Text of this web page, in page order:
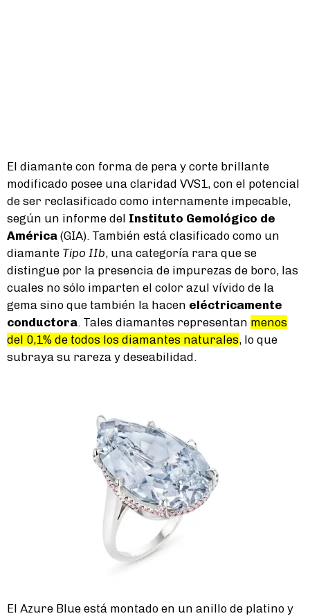
El diamante con forma de pera y corte brillante
modificado posee una claridad VVS1, con el potencial
de ser reclasificado como internamente impecable,
según un informe del Instituto Gemológico de
América (GIA). También está clasificado como un
diamante Tipo IIb, una categoría rara que se
distingue por la presencia de impurezas de boro, las
cuales no sólo imparten el color azul vívido de la
gema sino que también la hacen eléctricamente
conductora . Tales diamantes representan menos
del 0,1% de todos los diamantes naturales, lo que
subraya su rareza y deseabilidad.
El Azure Blue está montado en un anillo de platino y